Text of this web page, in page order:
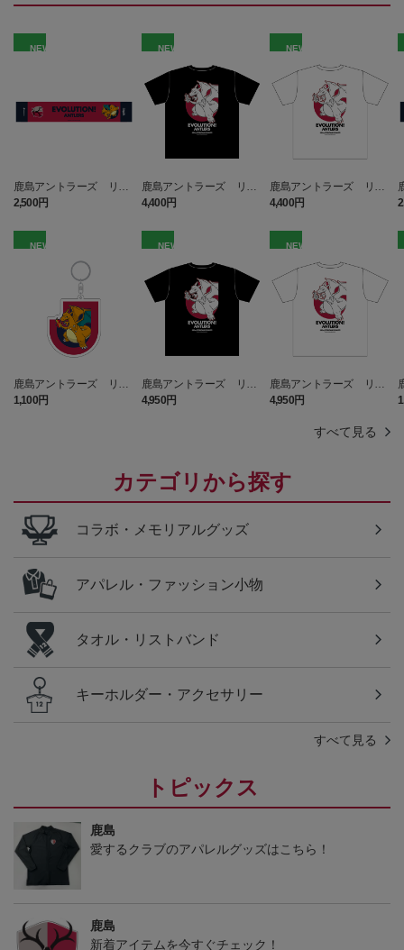
NEW
鹿島アントラーズ リザ
ードン タオルマフラー
2,500円
NEW
鹿島アントラーズ リザ
ードン キーホルダー
1,100円
NEW
鹿島アントラーズ リザ
ードン Tシャツ BLACK
4,400円
NEW
鹿島アントラーズ リザ
ードン Tシャツ BLACK
4,950円
NEW
鹿島アントラーズ リザ
ードン Tシャツ WHITE キ
4,400円
NEW
鹿島アントラーズ リザ
ードン Tシャツ WHITE
4,950円
すべて見る
カテゴリから探す
コラボ・メモリアルグッズ
アパレル・ファッション小物
タオル・リストバンド
キーホルダー・アクセサリー
すべて見る
トピックス
鹿島
愛するクラブのアパレルグッズはこちら！
鹿島
新着アイテムを今すぐチェック！